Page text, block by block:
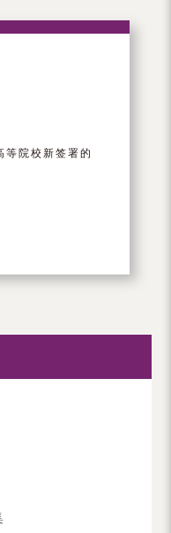
等院校新签署的